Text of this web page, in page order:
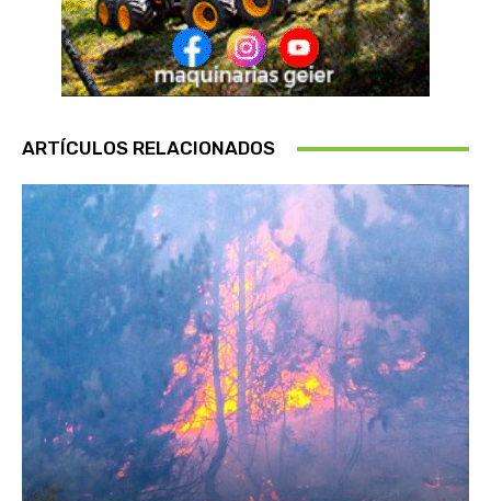
ARTÍCULOS RELACIONADOS